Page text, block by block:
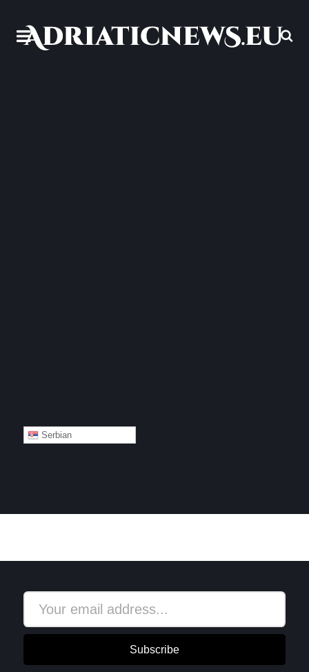
Serbian
Subscribe